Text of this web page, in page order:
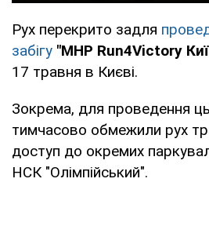
Рух перекрито задля
забігу "MHP Run4Victory
17 травня в Києві.
Зокрема, для проведення
тимчасово обмежили рух
доступ до окремих
НСК "Олімпійський".